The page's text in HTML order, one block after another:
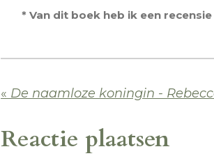
* Van dit boek heb ik een
« De naamloze koningin -
Reactie plaatsen